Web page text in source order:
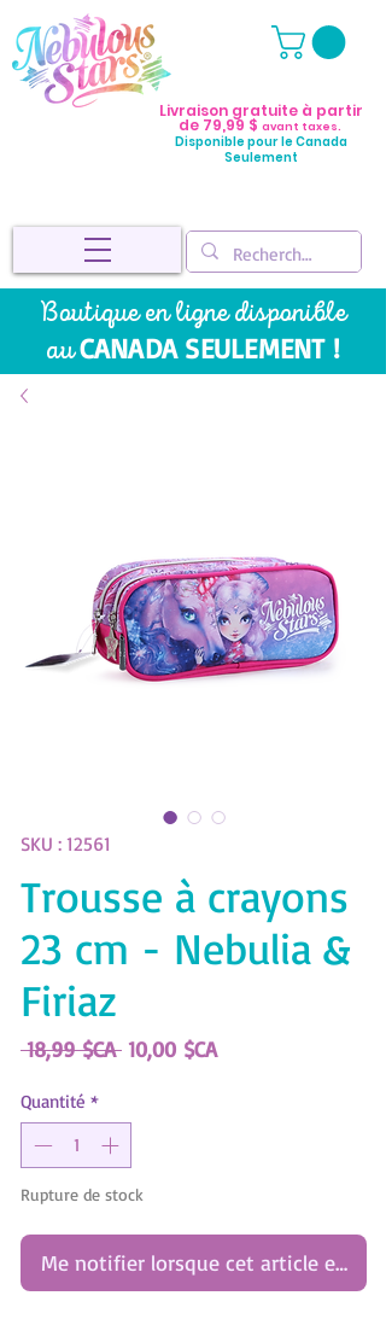
Livraison gratuite à partir
de 79,99 $ avant taxes.
Disponible pour le Canada
Seulement
Boutique en ligne disponible
auCANADA SEULEMENT !
SKU : 12561
Trousse à crayons
23 cm - Nebulia &
Firiaz
18,99 $CA Prix
10,00 $CAPrix
Quantité *
Rupture de stock
Me notifier lorsque cet article est